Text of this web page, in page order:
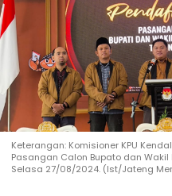
Keterangan: Komisioner KPU
Pasangan Calon Bupato dan
Selasa 27/08/2024. (Ist/Jateng